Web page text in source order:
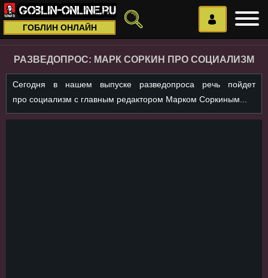
ГОБЛИН ОНЛАЙН
РАЗВЕДОПРОС: МАРК СОРКИН ПРО СОЦИАЛИЗМ
Сегодня в нашем выпуске разведопроса речь пойдет
про социализм с главным редактором Марком Соркиным...